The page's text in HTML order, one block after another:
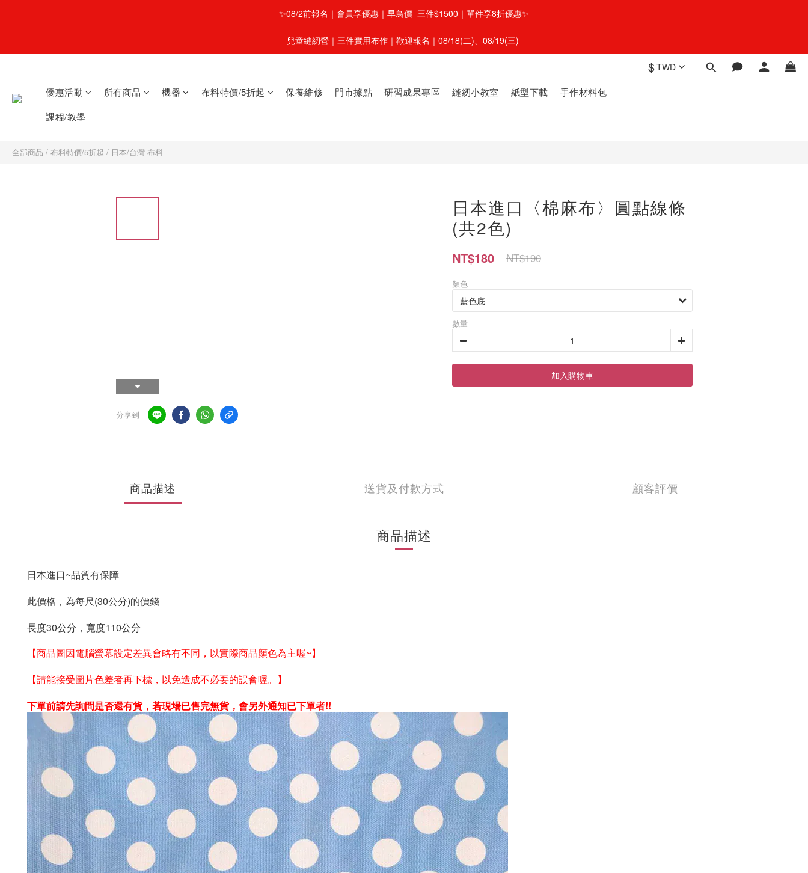
✨08/2前報名｜會員享優惠｜早鳥價  三件$1500｜單件享8折優惠✨
兒童縫紉營｜三件實用布作｜歡迎報名｜08/18(二)、08/19(三)
$TWD
優惠活動 所有商品 機器 布料特價/5折起 保養維修 門市據點 研習成果專區 縫紉小教室 紙型下載
手作材料包
課程/教學
全部商品 / 布料特價/5折起 / 日本/台灣 布料
分享到
日本進口〈棉麻布〉圓點線條
(共2色)
NT$180 NT$190
顏色
數量
加入購物車
商品描述 送貨及付款方式 顧客評價
商品描述
日本進口~品質有保障
此價格，為每尺(30公分)的價錢
長度30公分，寬度110公分
【商品圖因電腦螢幕設定差異會略有不同，以實際商品顏色為主喔~】
【請能接受圖片色差者再下標，以免造成不必要的誤會喔。】
下單前請先詢問是否還有貨，若現場已售完無貨，會另外通知已下單者!!